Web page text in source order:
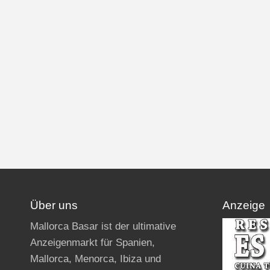
Über uns
Mallorca Basar ist der ultimative
Anzeigenmarkt für Spanien,
Mallorca, Menorca, Ibiza und
Anzeige